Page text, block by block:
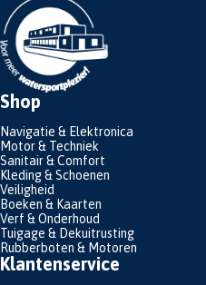
Shop
Navigatie & Elektronica
Motor & Techniek
Sanitair & Comfort
Kleding & Schoenen
Veiligheid
Boeken & Kaarten
Verf & Onderhoud
Tuigage & Dekuitrusting
Rubberboten & Motoren
Klantenservice